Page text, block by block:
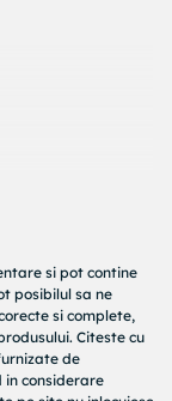
si pot contine
posibilul sa ne
si complete,
Citeste cu
de
considerare